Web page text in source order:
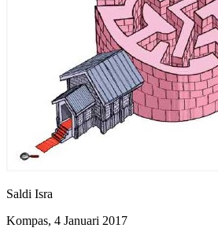
Saldi Isra
Kompas, 4 Januari 2017